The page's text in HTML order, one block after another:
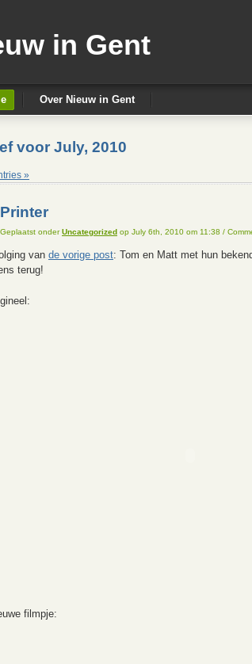
in Gent
Over Nieuw in Gent
voor July, 2010
»
Printer
Geplaatst onderUncategorized op July 6th, 2010 om 11:38 /
van de vorige post: Tom en Matt met hun
terug!
filmpje: